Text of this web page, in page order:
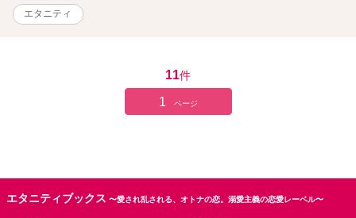
エタニティ
11件
1 ページ
エタニティブックス 〜愛され乱される、オトナの恋。溺愛主義の恋愛レーベル〜